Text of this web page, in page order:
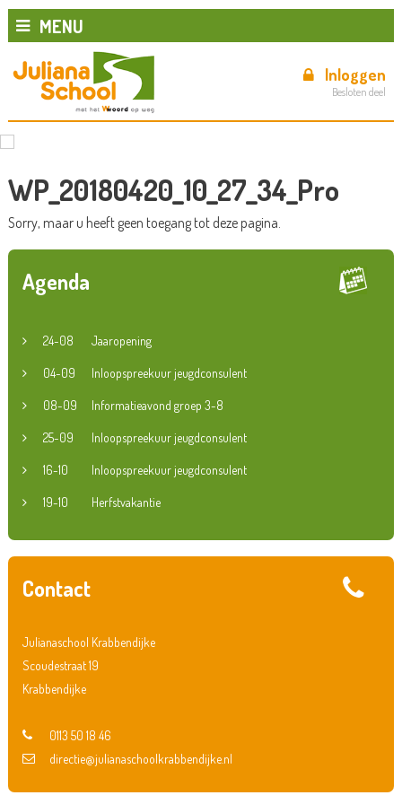
MENU
Inloggen
Besloten deel
WP_20180420_10_27_34_Pro
Sorry, maar u heeft geen toegang tot deze pagina.
Agenda
24-08 Jaaropening
04-09 Inloopspreekuur jeugdconsulent
08-09 Informatieavond groep 3-8
25-09 Inloopspreekuur jeugdconsulent
16-10 Inloopspreekuur jeugdconsulent
19-10 Herfstvakantie
Contact
Julianaschool Krabbendijke
Scoudestraat 19
Krabbendijke
0113 50 18 46
directie@julianaschoolkrabbendijke.nl